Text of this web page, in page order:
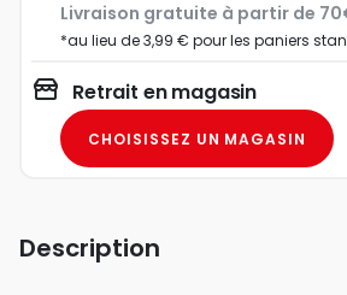
Livraison gratuite à partir de
*au lieu de 3,99 € pour les paniers
Retrait en magasin
CHOISISSEZ UN MAGASIN
Description